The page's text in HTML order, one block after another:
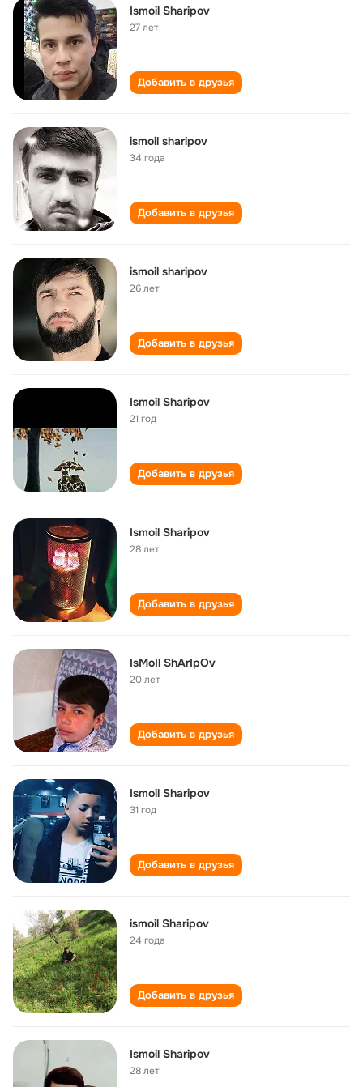
Ismoil Sharipov
27 лет
Добавить в друзья
ismoil sharipov
34 года
Добавить в друзья
ismoil sharipov
26 лет
Добавить в друзья
Ismoil Sharipov
21 год
Добавить в друзья
Ismoil Sharipov
28 лет
Добавить в друзья
IsMoIl ShArIpOv
20 лет
Добавить в друзья
Ismoil Sharipov
31 год
Добавить в друзья
ismoil Sharipov
24 года
Добавить в друзья
Ismoil Sharipov
28 лет